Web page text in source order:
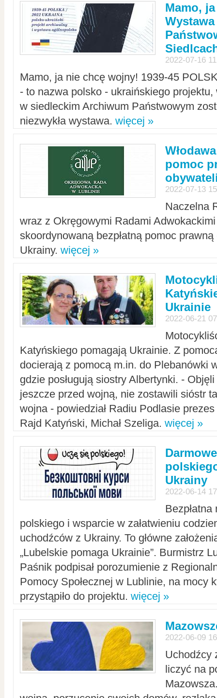
Mamo,
2022-07-16
Mamo, ja nie chcę wojny! 1939-45
- to nazwa polsko - ukraińskiego
w siedleckim Archiwum Państwowym
niezwykła wystawa. więcej »
pomoc
2022-07-13
Naczelna
wraz z Okręgowymi Radami Adwokackimi
skoordynowaną bezpłatną pomoc
Ukrainy. więcej »
Ukrainie
2022-06-21
Katyńskiego pomagają Ukrainie. Z
docierają z pomocą m.in. do Plebanówki
gdzie posługują siostry Albertynki. -
jeszcze przed wojną, nie zostawili sióstr
wojna - powiedział Radiu Podlasie
Rajd Katyński, Michał Szeliga. więcej »
Ukrainy
2022-06-14
polskiego i wsparcie w załatwieniu
uchodźców z Ukrainy. To główne
„Lubelskie pomaga Ukrainie”. Burmistrz
Paśnik podpisał porozumienie z
Pomocy Społecznej w Lublinie, na mocy
przystąpiło do projektu. więcej »
2022-06-09
Uchodźcy
liczyć na